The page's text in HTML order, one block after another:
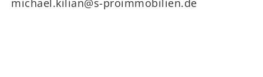
michael.kilian@s-proimmobilien.de